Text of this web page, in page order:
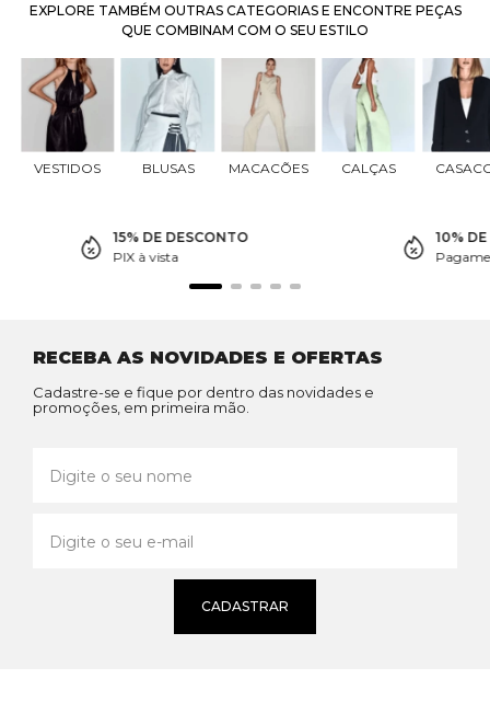
EXPLORE TAMBÉM OUTRAS CATEGORIAS E ENCONTRE PEÇAS
QUE COMBINAM COM O SEU ESTILO
VESTIDOS BLUSAS MACACÕES CALÇAS
15% DE DESCONTO
PIX à vista
10%
RECEBA AS NOVIDADES E OFERTAS
Cadastre-se e fique por dentro das novidades e
promoções, em primeira mão.
CADASTRAR